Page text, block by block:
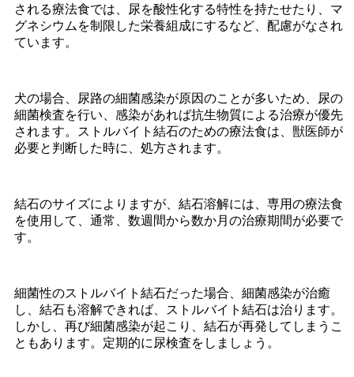
される療法食では、尿を酸性化する特性を持たせたり、マ
グネシウムを制限した栄養組成にするなど、配慮がなされ
ています。
犬の場合、尿路の細菌感染が原因のことが多いため、尿の
細菌検査を行い、感染があれば抗生物質による治療が優先
されます。ストルバイト結石のための療法食は、獣医師が
必要と判断した時に、処方されます。
結石のサイズによりますが、結石溶解には、専用の療法食
を使用して、通常、数週間から数か月の治療期間が必要で
す。
細菌性のストルバイト結石だった場合、細菌感染が治癒
し、結石も溶解できれば、ストルバイト結石は治ります。
しかし、再び細菌感染が起こり、結石が再発してしまうこ
ともあります。定期的に尿検査をしましょう。